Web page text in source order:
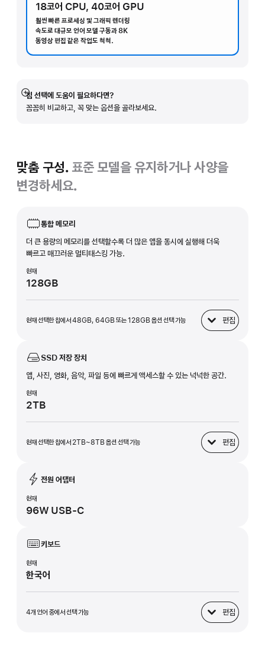
18코어 CPU, 40코어 GPU
훨씬 빠른 프로세싱 및 그래픽 렌더링
속도로 대규모 언어 모델 구동과 8K
동영상 편집 같은 작업도 척척.
칩 선택에 도움이 필요하다면?
꼼꼼히 비교하고, 꼭 맞는 옵션을 골라보세요.
자세히
보기
맞춤 구성. 표준 모델을 유지하거나 사양을
변경하세요.
통합 메모리
더 큰 용량의 메모리를 선택할수록 더 많은 앱을 동시에 실행해 더욱
빠르고 매끄러운 멀티태스킹 가능.
현재
128GB
현재 선택한 칩에서 48GB, 64GB 또는 128GB 옵션 선택 가능 편집
통합 메모리
SSD 저장 장치
앱, 사진, 영화, 음악, 파일 등에 빠르게 액세스할 수 있는 넉넉한 공간.
현재
2TB
현재 선택한 칩에서 2TB~8TB 옵션 선택 가능 편집
SSD 저장 장치
전원 어댑터
현재
96W USB-C
키보드
현재
한국어
4개 언어 중에서 선택 가능 편집
키보드